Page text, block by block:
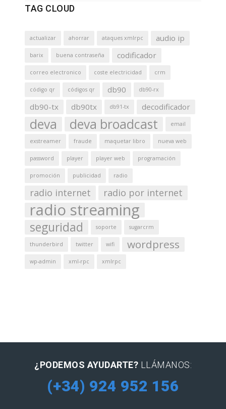
TAG CLOUD
actualizar ahorrar ataques xmlrpc audio ip
barix buena contraseña codificador
correo electronico coste electricidad crm
código qr códigos qr db90 db90-rx
db90-tx db90tx db91-tx decodificador
deva deva broadcast email
exstreamer fraude maquetar libro nueva web
password player player web programación
promoción publicidad radio
radio internet radio por internet
radio streaming
seguridad soporte sugarcrm
thunderbird twitter wifi wordpress
wp-admin xml-rpc xmlrpc
¿PODEMOS AYUDARTE? LLÁMANOS:
(+34) 924 952 156